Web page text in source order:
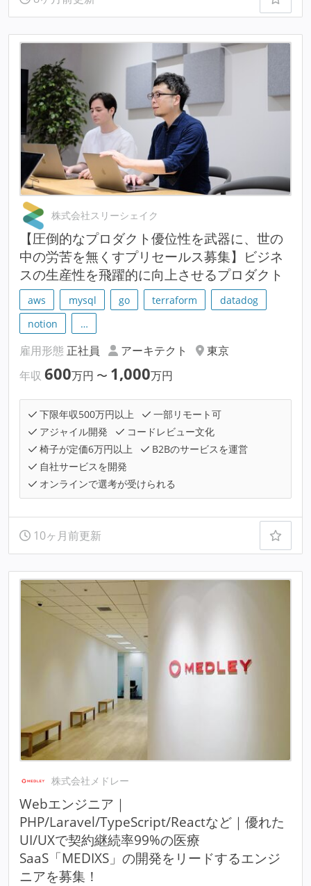
株式会社スリーシェイク
【圧倒的なプロダクト優位性を武器に、世の
中の労苦を無くすプリセールス募集】ビジネ
スの生産性を飛躍的に向上させるプロダクト
aws mysql go terraform
datadog
notion
…
雇用形態 正社員 アーキテクト
東京
年収 600万円 〜 1,000万円
下限年収500万円以上
一部リモート可
アジャイル開発
コードレビュー文化
椅子が定価6万円以上
B2Bのサービスを運営
自社サービスを開発
オンラインで選考が受けられる
10ヶ月前更新
株式会社メドレー
Webエンジニア｜
PHP/Laravel/TypeScript/Reactなど｜優れた
UI/UXで契約継続率99%の医療
SaaS「MEDIXS」の開発をリードするエンジ
ニアを募集！